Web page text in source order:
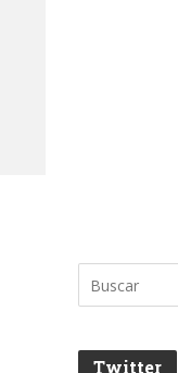
Twitter